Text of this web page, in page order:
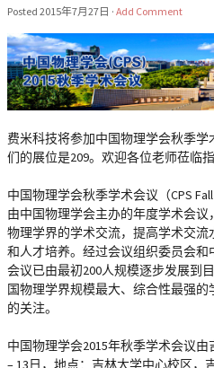
Posted 2015年7月27日 · Add Comment
费米科技将参加中国物理学会秋季学
们的展位是209。欢迎各位老师莅临指
中国物理学会秋季学术会议（CPS
由中国物理学会主办的年度学术会议
物理学界的学术交流，提高学术交
和人才培养。经过会议组织委员会
会议已由最初200人规模逐步发展到
国物理学界规模最大、综合性最强
的关注。
中国物理学会2015年秋季学术会议
– 13日，地点：吉林大学中心校区，